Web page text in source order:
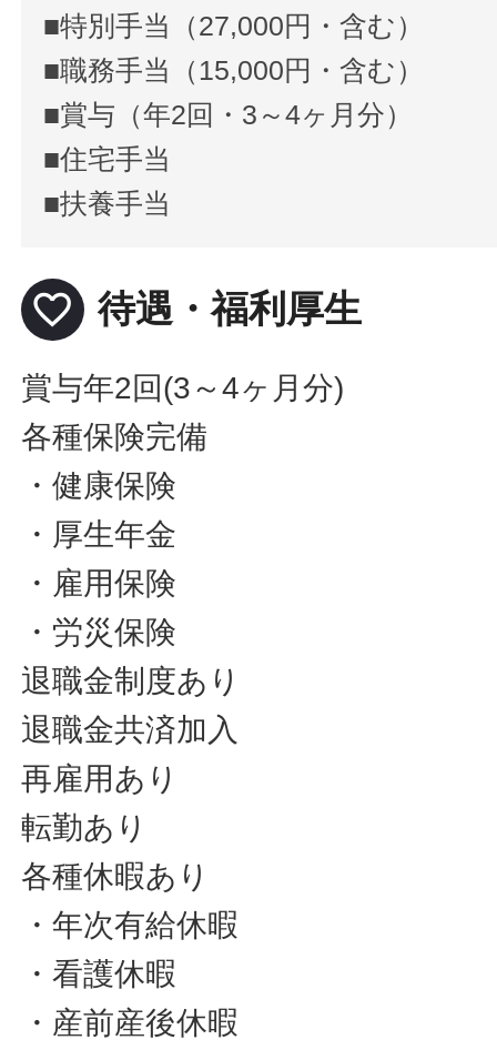
■特別手当（27,000円・含む）
■職務手当（15,000円・含む）
■賞与（年2回・3～4ヶ月分）
■住宅手当
■扶養手当
favorite_border 待遇・福利厚生
賞与年2回(3～4ヶ月分)
各種保険完備
・健康保険
・厚生年金
・雇用保険
・労災保険
退職金制度あり
退職金共済加入
再雇用あり
転勤あり
各種休暇あり
・年次有給休暇
・看護休暇
・産前産後休暇